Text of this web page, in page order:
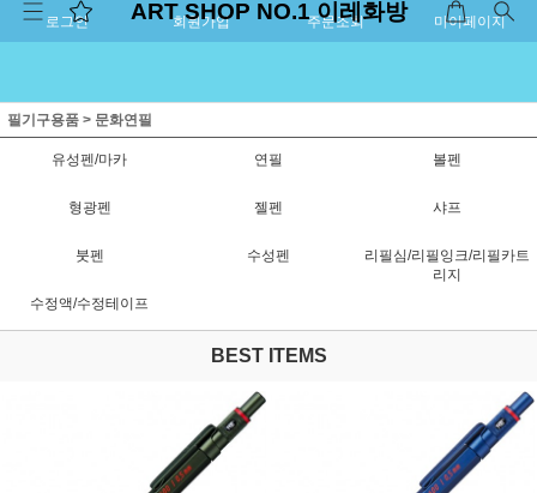
로그인 회원가입 주문조회 마이페이지
ART SHOP NO.1 이레화방
필기구용품 > 문화연필
유성펜/마카 연필 볼펜
형광펜 젤펜 샤프
붓펜 수성펜
리필심/리필잉크/리필카트
리지
수정액/수정테이프
BEST ITEMS